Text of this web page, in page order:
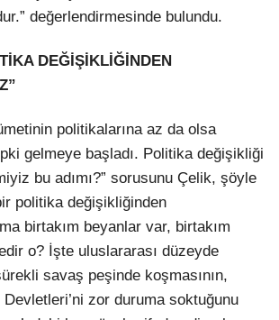
değerlendirmesinde bulundu.
DEĞİŞİKLİĞİNDEN
politikalarına az da olsa
gelmeye başladı. Politika değişikliği
bu adımı?” sorusunu Çelik, şöyle
politika değişikliğinden
birtakım beyanlar var, birtakım
o? İşte uluslararası düzeyde
savaş peşinde koşmasının,
zor duruma soktuğunu